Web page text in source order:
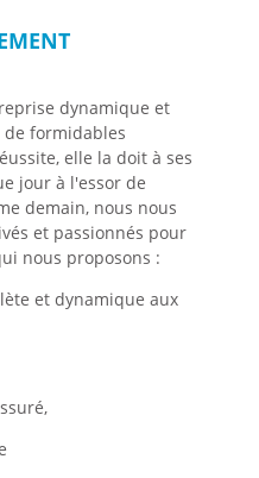
dynamique et
formidables
elle la doit à ses
jour à l'essor de
demain, nous nous
et passionnés pour
nous proposons :
et dynamique aux